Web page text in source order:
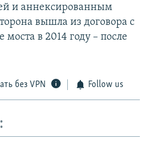
и аннексированным
вышла из договора с
моста в 2014 году – после
без VPN Follow us